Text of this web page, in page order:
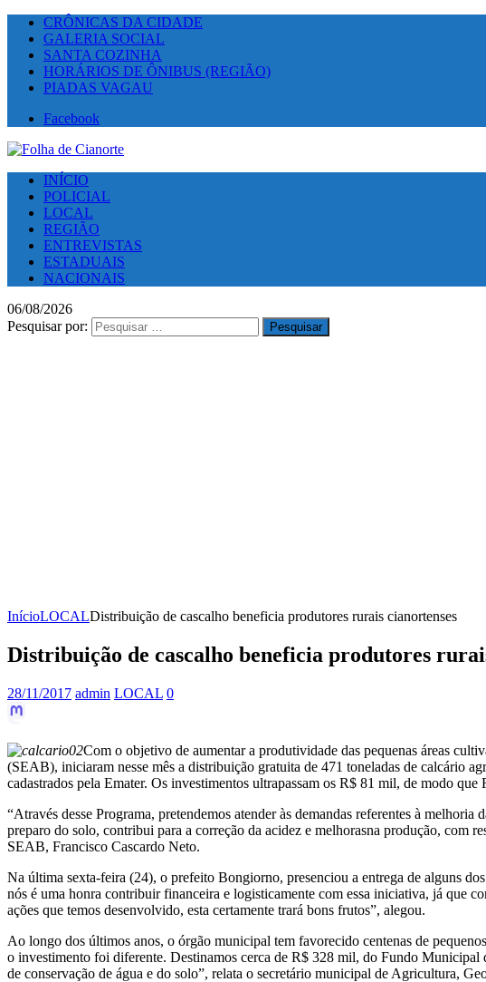
CRÔNICAS DA CIDADE
GALERIA SOCIAL
SANTA COZINHA
HORÁRIOS DE ÔNIBUS (REGIÃO)
PIADAS VAGAU
Facebook
INÍCIO
POLICIAL
LOCAL
REGIÃO
ENTREVISTAS
ESTADUAIS
NACIONAIS
06/08/2026
Pesquisar por:
InícioLOCALDistribuição de cascalho beneficia produtores rurais cianortenses
Distribuição de cascalho beneficia produtores
28/11/2017 admin LOCAL 0
Com o objetivo de aumentar a produtividade das pequenas áreas
(SEAB), iniciaram nesse mês a distribuição gratuita de 471 toneladas de calcário
cadastrados pela Emater. Os investimentos ultrapassam os R$ 81 mil, de modo
“Através desse Programa, pretendemos atender às demandas referentes à
preparo do solo, contribui para a correção da acidez e melhorasna produção, com
SEAB, Francisco Cascardo Neto.
Na última sexta-feira (24), o prefeito Bongiorno, presenciou a entrega de alguns
nós é uma honra contribuir financeira e logisticamente com essa iniciativa, já que
ações que temos desenvolvido, esta certamente trará bons frutos”, alegou.
Ao longo dos últimos anos, o órgão municipal tem favorecido centenas de
o investimento foi diferente. Destinamos cerca de R$ 328 mil, do Fundo Municipal
de conservação de água e do solo”, relata o secretário municipal de Agricultura,